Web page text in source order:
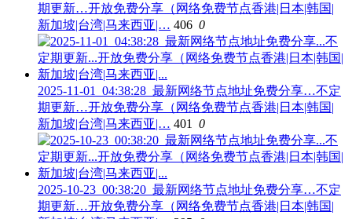
期更新…开放免费分享（网络免费节点香港|日本|韩国|
新加坡|台湾|马来西亚|… 406 0
2025-11-01_04:38:28_最新网络节点地址免费分享…不定
期更新…开放免费分享（网络免费节点香港|日本|韩国|
新加坡|台湾|马来西亚|… 401 0
2025-10-23_00:38:20_最新网络节点地址免费分享…不定
期更新…开放免费分享（网络免费节点香港|日本|韩国|